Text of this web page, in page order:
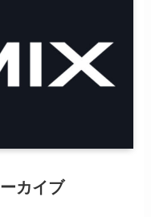
カイブ